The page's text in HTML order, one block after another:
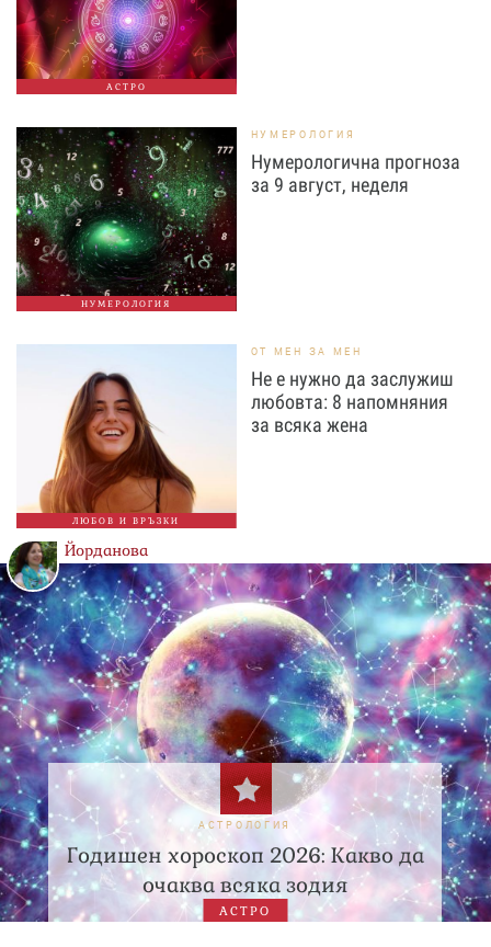
АСТРО
НУМЕРОЛОГИЯ
НУМЕРОЛОГИЯ
Нумерологична прогноза
за 9 август, неделя
ЛЮБОВ И ВРЪЗКИ
ОТ МЕН ЗА МЕН
Не е нужно да заслужиш
любовта: 8 напомняния
за всяка жена
Йорданова
АСТРОЛОГИЯ
Годишен хороскоп 2026: Какво да
очаква всяка зодия
АСТРО